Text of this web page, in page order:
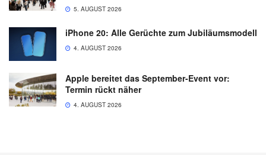
5. AUGUST 2026
iPhone 20: Alle Gerüchte zum Jubiläumsmodell
4. AUGUST 2026
Apple bereitet das September-Event vor:
Termin rückt näher
4. AUGUST 2026